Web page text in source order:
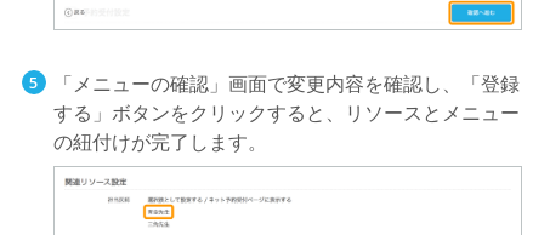
「メニューの確認」画面で変更内容を確認し、「登録
する」ボタンをクリックすると、リソースとメニュー
の紐付けが完了します。